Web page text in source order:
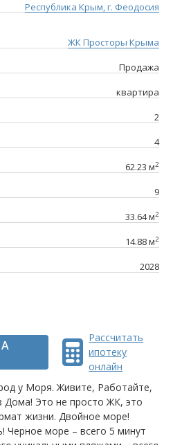
Республика Крым, г. Феодосия
ЖК Просторы Крыма
Продажа
квартира
2
4
62.23 м2
9
33.64 м2
14.88 м2
2028
Рассчитать
ипотеку
онлайн
у Моря. Живите, Работайте,
Дома! Это не просто ЖК, это
жизни. Двойное море!
Черное море – всего 5 минут